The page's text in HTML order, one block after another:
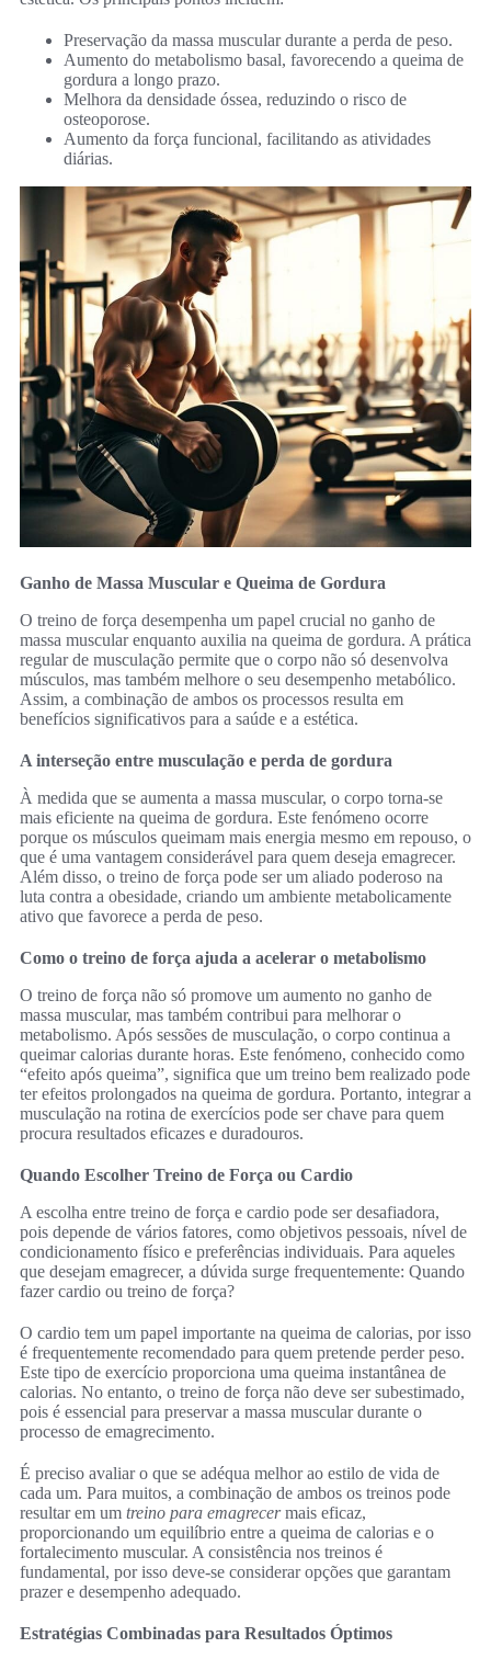
Preservação da massa muscular durante a perda de peso.
Aumento do metabolismo basal, favorecendo a queima de
gordura a longo prazo.
Melhora da densidade óssea, reduzindo o risco de
osteoporose.
Aumento da força funcional, facilitando as atividades
diárias.
Ganho de Massa Muscular e Queima de Gordura
O treino de força desempenha um papel crucial no ganho de
massa muscular enquanto auxilia na queima de gordura. A prática
regular de musculação permite que o corpo não só desenvolva
músculos, mas também melhore o seu desempenho metabólico.
Assim, a combinação de ambos os processos resulta em
benefícios significativos para a saúde e a estética.
A interseção entre musculação e perda de gordura
À medida que se aumenta a massa muscular, o corpo torna-se
mais eficiente na queima de gordura. Este fenómeno ocorre
porque os músculos queimam mais energia mesmo em repouso, o
que é uma vantagem considerável para quem deseja emagrecer.
Além disso, o treino de força pode ser um aliado poderoso na
luta contra a obesidade, criando um ambiente metabolicamente
ativo que favorece a perda de peso.
Como o treino de força ajuda a acelerar o metabolismo
O treino de força não só promove um aumento no ganho de
massa muscular, mas também contribui para melhorar o
metabolismo. Após sessões de musculação, o corpo continua a
queimar calorias durante horas. Este fenómeno, conhecido como
“efeito após queima”, significa que um treino bem realizado pode
ter efeitos prolongados na queima de gordura. Portanto, integrar a
musculação na rotina de exercícios pode ser chave para quem
procura resultados eficazes e duradouros.
Quando Escolher Treino de Força ou Cardio
A escolha entre treino de força e cardio pode ser desafiadora,
pois depende de vários fatores, como objetivos pessoais, nível de
condicionamento físico e preferências individuais. Para aqueles
que desejam emagrecer, a dúvida surge frequentemente: Quando
fazer cardio ou treino de força?
O cardio tem um papel importante na queima de calorias, por isso
é frequentemente recomendado para quem pretende perder peso.
Este tipo de exercício proporciona uma queima instantânea de
calorias. No entanto, o treino de força não deve ser subestimado,
pois é essencial para preservar a massa muscular durante o
processo de emagrecimento.
É preciso avaliar o que se adéqua melhor ao estilo de vida de
cada um. Para muitos, a combinação de ambos os treinos pode
resultar em um treino para emagrecermais eficaz,
proporcionando um equilíbrio entre a queima de calorias e o
fortalecimento muscular. A consistência nos treinos é
fundamental, por isso deve-se considerar opções que garantam
prazer e desempenho adequado.
Estratégias Combinadas para Resultados Óptimos